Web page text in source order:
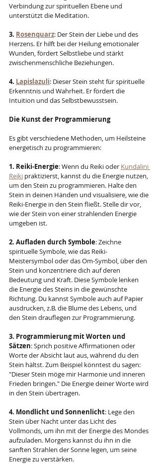
Verbindung zur spirituellen Ebene und
unterstützt die Meditation.
3. Rosenquarz: Der Stein der Liebe und des
Herzens. Er hilft bei der Heilung emotionaler
Wunden, fördert Selbstliebe und stärkt
zwischenmenschliche Beziehungen.
4. Lapislazuli: Dieser Stein steht für spirituelle
Erkenntnis und Wahrheit. Er fördert die
Intuition und das Selbstbewusstsein.
Die Kunst der Programmierung
Es gibt verschiedene Methoden, um Heilsteine
energetisch zu programmieren:
1. Reiki-Energie: Wenn du Reiki oder Kundalini
Reiki praktizierst, kannst du die Energie nutzen,
um den Stein zu programmieren. Halte den
Stein in deinen Händen und visualisiere, wie die
Reiki-Energie in den Stein fließt. Stelle dir vor,
wie der Stein von einer strahlenden Energie
umgeben ist.
2. Aufladen durch Symbole: Zeichne
spirituelle Symbole, wie das Reiki-
Meistersymbol oder das Om-Symbol, über den
Stein und konzentriere dich auf deren
Bedeutung und Kraft. Diese Symbole lenken
die Energie des Steins in die gewünschte
Richtung. Du kannst Symbole auch auf Papier
ausdrucken, z.B. die Blume des Lebens, und
den Stein drauflegen zur Programmierung.
3. Programmierung mit Worten und
Sätzen: Sprich positive Affirmationen oder
Worte der Absicht laut aus, während du den
Stein hältst. Zum Beispiel könntest du sagen:
"Dieser Stein möge mir Harmonie und inneren
Frieden bringen." Die Energie deiner Worte wird
in den Stein übertragen.
4. Mondlicht und Sonnenlicht: Lege den
Stein über Nacht unter das Licht des
Vollmonds, um ihn mit der Energie des Mondes
aufzuladen. Morgens kannst du ihn in die
sanften Strahlen der Sonne legen, um seine
Energie zu verstärken.